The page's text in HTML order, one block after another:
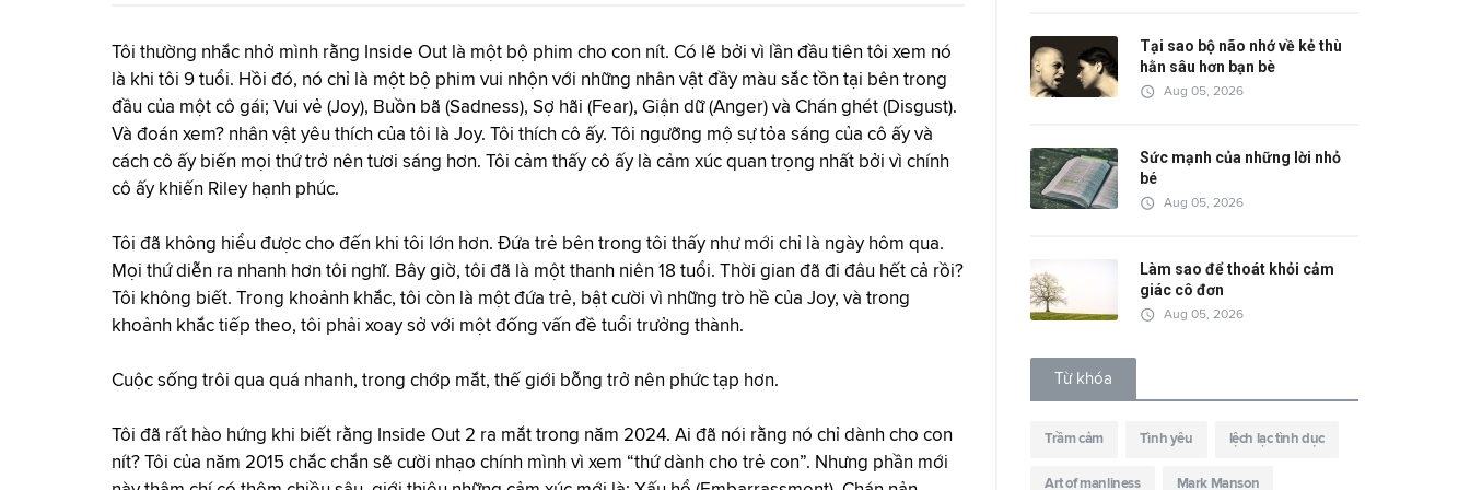
Tôi thường nhắc nhở mình rằng Inside Out là một bộ phim cho con nít. Có lẽ bởi vì lần đầu tiên tôi xem nó
là khi tôi 9 tuổi. Hồi đó, nó chỉ là một bộ phim vui nhộn với những nhân vật đầy màu sắc tồn tại bên trong
đầu của một cô gái; Vui vẻ (Joy), Buồn bã (Sadness), Sợ hãi (Fear), Giận dữ (Anger) và Chán ghét (Disgust).
Và đoán xem? nhân vật yêu thích của tôi là Joy. Tôi thích cô ấy. Tôi ngưỡng mộ sự tỏa sáng của cô ấy và
cách cô ấy biến mọi thứ trở nên tươi sáng hơn. Tôi cảm thấy cô ấy là cảm xúc quan trọng nhất bởi vì chính
cô ấy khiến Riley hạnh phúc.
Tôi đã không hiểu được cho đến khi tôi lớn hơn. Đứa trẻ bên trong tôi thấy như mới chỉ là ngày hôm qua.
Mọi thứ diễn ra nhanh hơn tôi nghĩ. Bây giờ, tôi đã là một thanh niên 18 tuổi. Thời gian đã đi đâu hết cả rồi?
Tôi không biết. Trong khoảnh khắc, tôi còn là một đứa trẻ, bật cười vì những trò hề của Joy, và trong
khoảnh khắc tiếp theo, tôi phải xoay sở với một đống vấn đề tuổi trưởng thành.
Cuộc sống trôi qua quá nhanh, trong chớp mắt, thế giới bỗng trở nên phức tạp hơn.
Tôi đã rất hào hứng khi biết rằng Inside Out 2 ra mắt trong năm 2024. Ai đã nói rằng nó chỉ dành cho con
nít? Tôi của năm 2015 chắc chắn sẽ cười nhạo chính mình vì xem “thứ dành cho trẻ con”. Nhưng phần mới
Tại sao bộ não nhớ về kẻ thù
hằn sâu hơn bạn bè
access_time Aug 05, 2026
Sức mạnh của những lời nhỏ
bé
access_time Aug 05, 2026
Làm sao để thoát khỏi cảm
giác cô đơn
access_time Aug 05, 2026
Từ khóa
Trầm cảm Tình yêu lệch lạc tình dục
Art of manliness Mark Manson